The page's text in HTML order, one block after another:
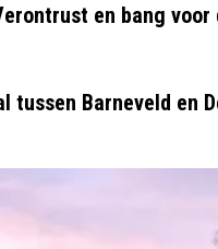
en bang voor
tussen Barneveld en